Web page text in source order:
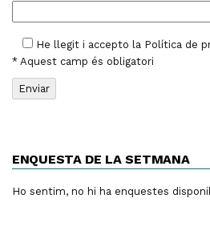
He llegit i accepto la Política de
* Aquest camp és obligatori
ENQUESTA DE LA SETMANA
Ho sentim, no hi ha enquestes